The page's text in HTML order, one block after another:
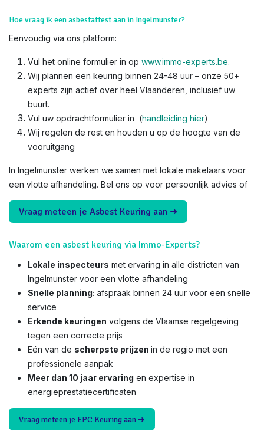
Hoe vraag ik een asbestattest aan in Ingelmunster?
Eenvoudig via ons platform:
Vul het online formulier in op www.immo-experts.be.
Wij plannen een keuring binnen 24-48 uur – onze 50+
experts zijn actief over heel Vlaanderen, inclusief uw
buurt.
Vul uw opdrachtformulier in (handleiding hier)
Wij regelen de rest en houden u op de hoogte van de
vooruitgang
In Ingelmunster werken we samen met lokale makelaars voor
een vlotte afhandeling. Bel ons op voor persoonlijk advies of
Vraag meteen je Asbest Keuring aan ➜
Waarom een asbest keuring via Immo-Experts?
Lokale inspecteurs met ervaring in alle districten van
Ingelmunster voor een vlotte afhandeling
Snelle planning: afspraak binnen 24 uur voor een snelle
service
Erkende keuringen volgens de Vlaamse regelgeving
tegen een correcte prijs
Eén van de scherpste prijzen in de regio met een
professionele aanpak
Meer dan 10 jaar ervaring en expertise in
energieprestatiecertificaten
Vraag meteen je EPC Keuring aan ➜